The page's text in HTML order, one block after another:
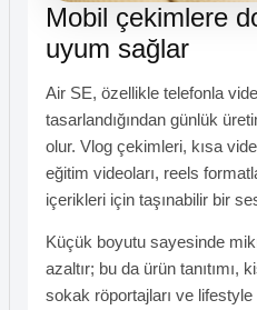
Mobil çekimlere
uyum sağlar
Air SE, özellikle telefonla
tasarlandığından günlük
olur. Vlog çekimleri, kısa
eğitim videoları, reels
içerikleri için taşınabilir bir
Küçük boyutu sayesinde
azaltır; bu da ürün tanıtımı,
sokak röportajları ve